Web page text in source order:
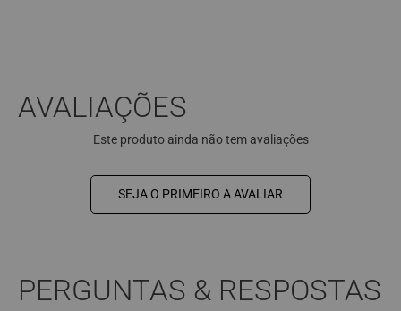
AVALIAÇÕES
Este produto ainda não tem avaliações
SEJA O PRIMEIRO A AVALIAR
PERGUNTAS & RESPOSTAS